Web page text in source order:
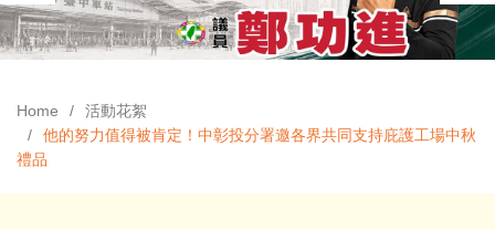
Home
活動花絮
他的努力值得被肯定！中彰投分署邀各界共同支持庇護工場中秋
禮品